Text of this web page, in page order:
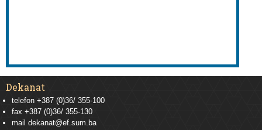
Dekanat
telefon +387 (0)36/ 355-100
fax +387 (0)36/ 355-130
mail dekanat@ef.sum.ba